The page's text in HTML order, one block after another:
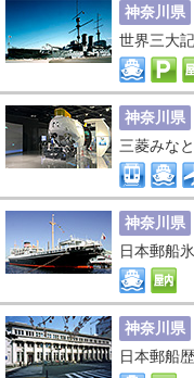
神奈川県
世界三大
神奈川県
三菱みな
神奈川県
日本郵船
神奈川県
日本郵船